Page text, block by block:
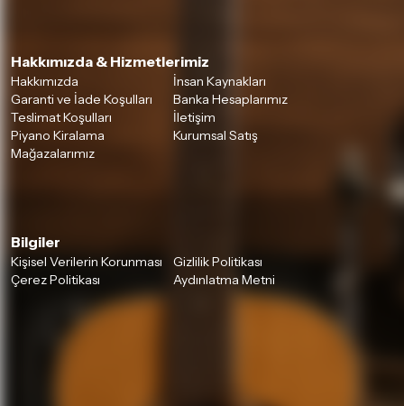
Hakkımızda & Hizmetlerimiz
Hakkımızda
İnsan Kaynakları
Garanti ve İade Koşulları
Banka Hesaplarımız
Teslimat Koşulları
İletişim
Piyano Kiralama
Kurumsal Satış
Mağazalarımız
Bilgiler
Kişisel Verilerin Korunması
Gizlilik Politikası
Çerez Politikası
Aydınlatma Metni